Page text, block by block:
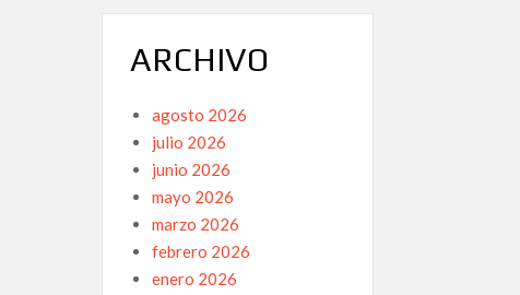
ARCHIVO
agosto 2026
julio 2026
junio 2026
mayo 2026
marzo 2026
febrero 2026
enero 2026